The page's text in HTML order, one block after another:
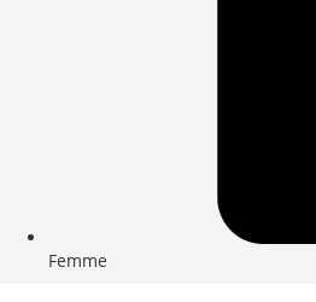
Femme